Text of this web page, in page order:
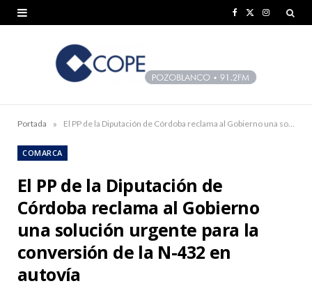
e
r
)
I
Portada »
COMARCA
El PP de la Diputación de
Córdoba reclama al Gobierno
una solución urgente para la
conversión de la N-432 en
autovía